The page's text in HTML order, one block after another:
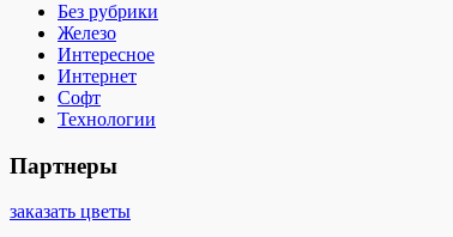
Без рубрики
Железо
Интересное
Интернет
Софт
Технологии
Партнеры
заказать цветы